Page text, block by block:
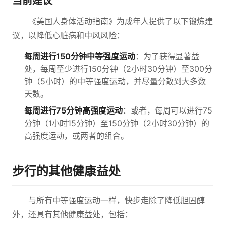
《美国人身体活动指南》为成年人提供了以下锻炼建
议，以降低心脏病和中风风险：
每周进行150分钟中等强度运动：为了获得显著益
处，每周至少进行150分钟（2小时30分钟）至300分
钟（5小时）的中等强度运动，并尽量分散到大多数
天数。
每周进行75分钟高强度运动：或者，每周可以进行75
分钟（1小时15分钟）至150分钟（2小时30分钟）的
高强度运动，或两者的组合。
步行的其他健康益处
与所有中等强度运动一样，快步走除了降低胆固醇
外，还具有其他健康益处，包括：